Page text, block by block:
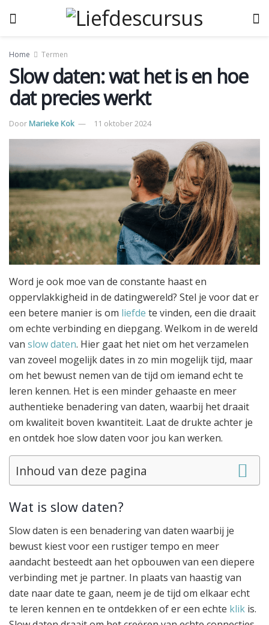
Home Termen
Slow daten: wat het is en hoe
dat precies werkt
DoorMarieke Kok 11 oktober 2024
Word je ook moe van de constante haast en
oppervlakkigheid in de datingwereld? Stel je voor dat er
een betere manier is om liefde te vinden, een die draait
om echte verbinding en diepgang. Welkom in de wereld
van slow daten. Hier gaat het niet om het verzamelen
van zoveel mogelijk dates in zo min mogelijk tijd, maar
om het bewust nemen van de tijd om iemand echt te
leren kennen. Het is een minder gehaaste en meer
authentieke benadering van daten, waarbij het draait
om kwaliteit boven kwantiteit. Laat de drukte achter je
en ontdek hoe slow daten voor jou kan werken.
Inhoud van deze pagina
Wat is slow daten?
Slow daten is een benadering van daten waarbij je
bewust kiest voor een rustiger tempo en meer
aandacht besteedt aan het opbouwen van een diepere
verbinding met je partner. In plaats van haastig van
date naar date te gaan, neem je de tijd om elkaar echt
te leren kennen en te ontdekken of er een echte klik is.